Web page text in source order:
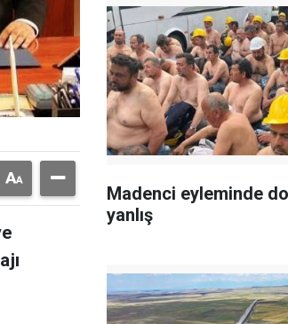
Madenci eyleminde
yanlış